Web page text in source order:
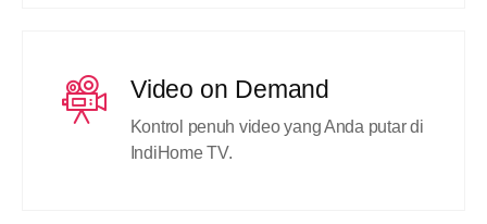
Video on Demand
Kontrol penuh video yang Anda putar di
IndiHome TV.